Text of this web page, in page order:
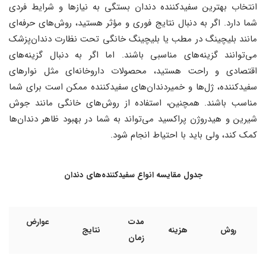
انتخاب بهترین سفیدکننده دندان بستگی به نیازها و شرایط فردی
شما دارد. اگر به دنبال نتایج فوری و مؤثر هستید، روش‌های حرفه‌ای
مانند بلیچینگ در مطب یا بلیچینگ خانگی تحت نظارت دندان‌پزشک
می‌توانند گزینه‌های مناسبی باشند. اما اگر به دنبال گزینه‌های
اقتصادی و راحت هستید، محصولات داروخانه‌ای مثل نوارهای
سفیدکننده، ژل‌ها و خمیردندان‌های سفیدکننده ممکن است برای شما
مناسب باشند. همچنین، استفاده از روش‌های خانگی مانند جوش
شیرین و هیدروژن پراکسید می‌تواند به شما در بهبود ظاهر دندان‌ها
کمک کند، ولی باید با احتیاط انجام شود.
جدول مقایسه انواع سفیدکننده‌های دندان
روش هزینه
مدت
زمان
نتایج
عوارض